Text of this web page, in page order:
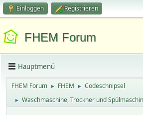
Einloggen Registrieren
FHEM Forum
Hauptmenü
FHEM Forum ► FHEM ► Codeschnipsel
► Waschmaschine, Trockner und